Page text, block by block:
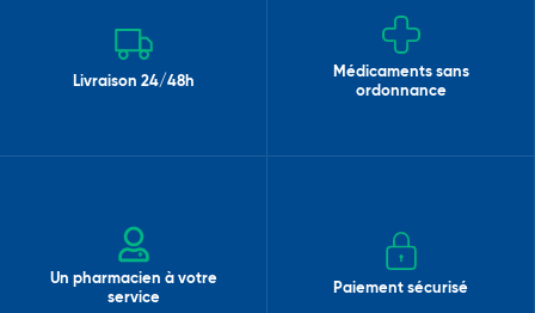
Livraison 24/48h
Médicaments sans
ordonnance
Un pharmacien à votre
service
Paiement sécurisé